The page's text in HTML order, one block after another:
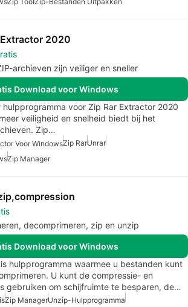
2020
archieven zijn veiliger en sneller
Download voor Windows
hulpprogramma voor Zip Rar Extractor 2020
veiligheid en snelheid biedt bij het
Zip…
Voor WindowsZip RarUnrar
Zip Manager
decomprimeren, zip en unzip
Download voor Windows
hulpprogramma waarmee u bestanden kunt
U kunt de compressie- en
gebruiken om schijfruimte te besparen, de…
Zip ManagerUnzip-Hulpprogramma